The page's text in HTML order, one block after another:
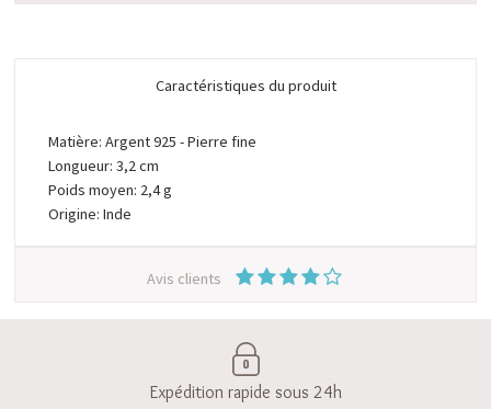
Caractéristiques du produit
Matière: Argent 925 - Pierre fine
Longueur: 3,2 cm
Poids moyen: 2,4 g
Origine: Inde
Avis clients
Expédition rapide sous 24h